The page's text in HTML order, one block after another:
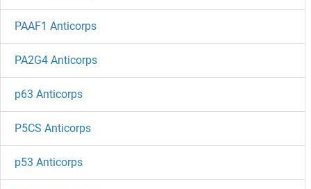
PAAF1 Anticorps
PA2G4 Anticorps
p63 Anticorps
P5CS Anticorps
p53 Anticorps